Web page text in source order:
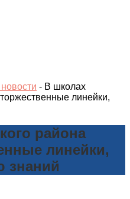
- В школах
линейки,
района
линейки,
знаний